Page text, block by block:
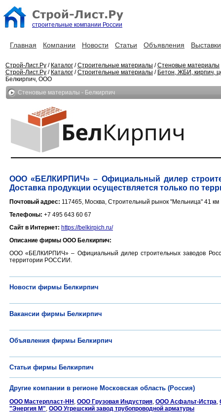
строительные компании России
Главная Компании Новости Статьи Объявления Выставки
Строй-Лист.Ру / Каталог /Строительные материалы /Стеновые материалы
Строй-Лист.Ру / Каталог /Строительные материалы / Бетон, ЖБИ, кирпич,
Белкирпич, ООО
Стеновые материалы - Белкирпич
ООО «БЕЛКИРПИЧ» – Официальный дилер
Доставка продукции осуществляется только по
Почтовый адрес: 117465, Москва, Строительный рынок "Мельница" 41
Телефоны: +7 495 643 60 67
Сайт в Интернет: https://belkirpich.ru/
Описание фирмы ООО Белкирпич:
ООО «БЕЛКИРПИЧ» – Официальный дилер строительных заводов
территории РОССИИ.
Новости фирмы Белкирпич
Вакансии фирмы Белкирпич
Объявления фирмы Белкирпич
Статьи фирмы Белкирпич
Другие компании в регионе Московская область (Россия)
ООО Мастерпласт-НН , ООО Грузовая Индустрия, ООО Асфальт-Истра,
"Энергия М", ООО Угрешский завод трубопроводной арматуры